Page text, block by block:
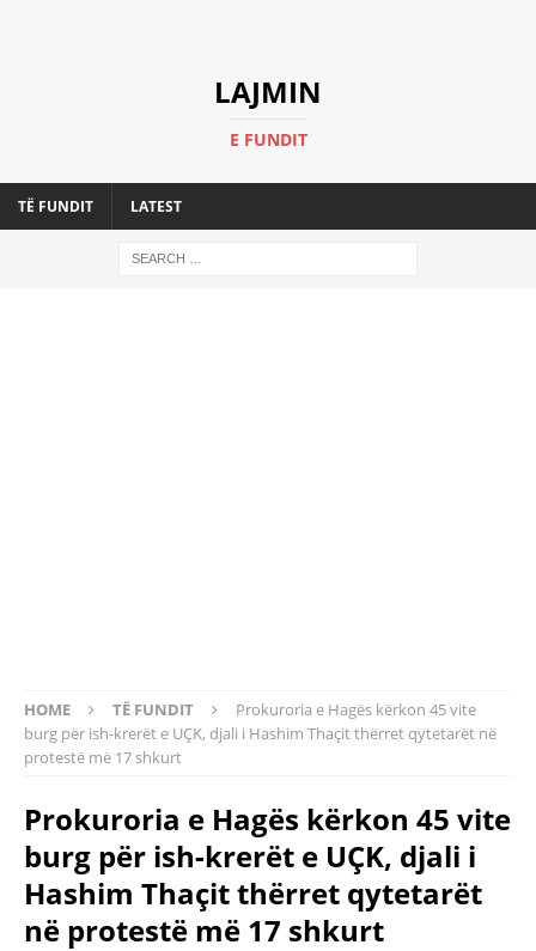
LAJMIN
E FUNDIT
TË FUNDIT LATEST
HOME TË FUNDIT
Prokuroria e Hagës kërkon 45 vite
burg për ish-krerët e UÇK, djali i Hashim Thaçit thërret qytetarët në
protestë më 17 shkurt
Prokuroria e Hagës kërkon 45 vite
burg për ish-krerët e UÇK, djali i
Hashim Thaçit thërret qytetarët
në protestë më 17 shkurt